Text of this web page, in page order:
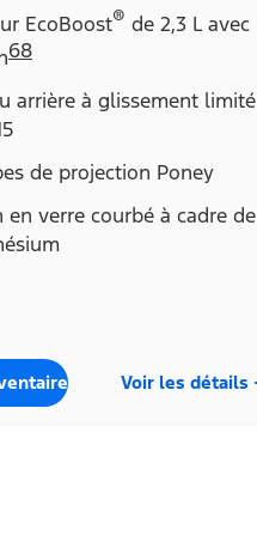
EcoBoost® de 2,3 L avec
68
arrière à glissement limité
de projection Poney
en verre courbé à cadre de
Voir les détails